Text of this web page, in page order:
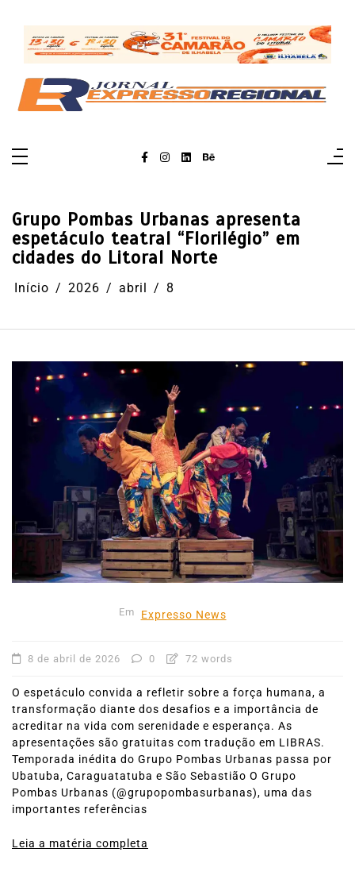
conteúdo
Grupo Pombas Urbanas apresenta
espetáculo teatral “Florilégio” em
cidades do Litoral Norte
Início 2026 abril 8
Em Expresso News
8 de abril de 2026 0 72 words
O espetáculo convida a refletir sobre a força humana, a
transformação diante dos desafios e a importância de
acreditar na vida com serenidade e esperança. As
apresentações são gratuitas com tradução em LIBRAS.
Temporada inédita do Grupo Pombas Urbanas passa por
Ubatuba, Caraguatatuba e São Sebastião O Grupo
Pombas Urbanas (@grupopombasurbanas), uma das
importantes referências
Leia a matéria completa